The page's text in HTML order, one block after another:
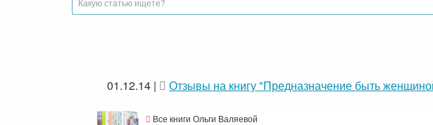
01.12.14 | Отзывы на книгу "Предназначение быть
Все книги Ольги Валяевой